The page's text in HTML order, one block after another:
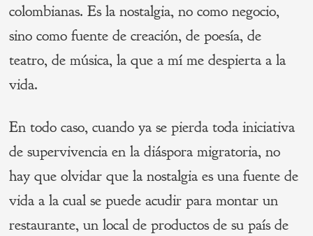
colombianas. Es la nostalgia, no como negocio,
sino como fuente de creación, de poesía, de
teatro, de música, la que a mí me despierta a la
vida.
En todo caso, cuando ya se pierda toda iniciativa
de supervivencia en la diáspora migratoria, no
hay que olvidar que la nostalgia es una fuente de
vida a la cual se puede acudir para montar un
restaurante, un local de productos de su país de